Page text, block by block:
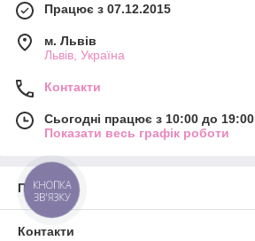
Працює з 07.12.2015
м. Львів
Львів, Україна
Контакти
Сьогодні працює з 10:00 до 19:00
Показати весь графік роботи
Про нас
Контакти
КНОПКА
ЗВ'ЯЗКУ